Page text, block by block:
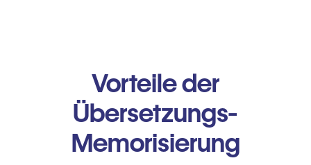
Vorteile der
Übersetzungs-
Memorisierung